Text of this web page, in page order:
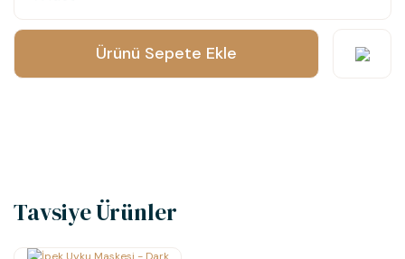
Ürünü Sepete Ekle
Tavsiye Ürünler